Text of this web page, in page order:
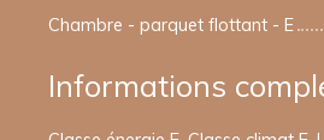
Chambre - parquet flottant - E
Informations